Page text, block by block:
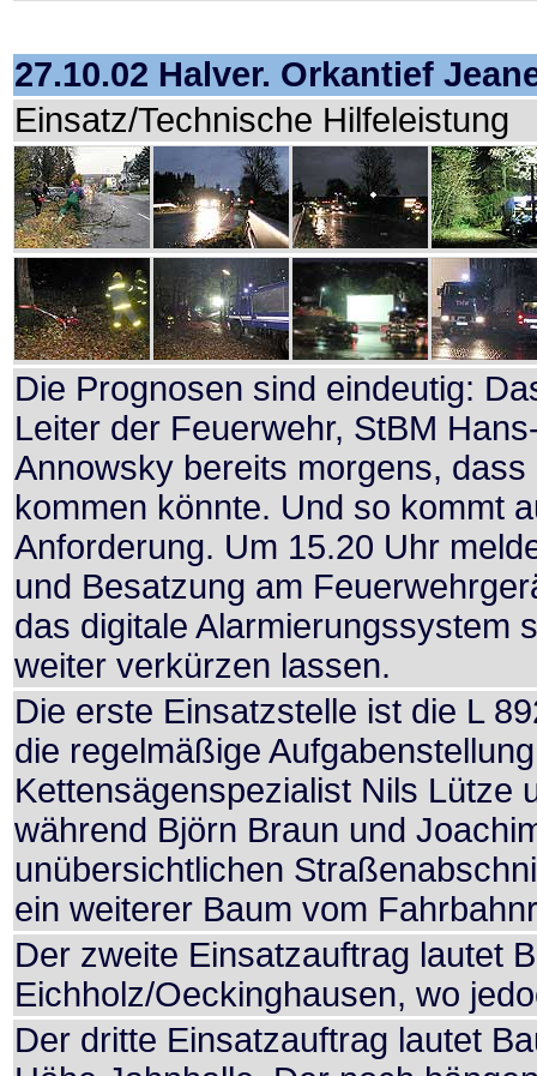
27.10.02 Halver. Orkantief
Einsatz/Technische Hilfeleistung
Die Prognosen sind eindeutig:
Leiter der Feuerwehr, StBM
Annowsky bereits morgens,
kommen könnte. Und so kommt
Anforderung. Um 15.20 Uhr
und Besatzung am
das digitale Alarmierungssystem
weiter verkürzen lassen.
Die erste Einsatzstelle ist die L
die regelmäßige
Kettensägenspezialist Nils Lütze
während Björn Braun und
unübersichtlichen
ein weiterer Baum vom
Der zweite Einsatzauftrag lautet
Eichholz/Oeckinghausen, wo
Der dritte Einsatzauftrag lautet